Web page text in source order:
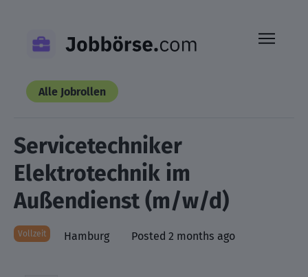
content
Alle Jobrollen
Servicetechniker
Elektrotechnik im
Außendienst (m/w/d)
Vollzeit Hamburg Posted 2 months ago